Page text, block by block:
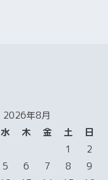
2026年8月
水 木 金 土
日
1
2
5 6 7 8
9